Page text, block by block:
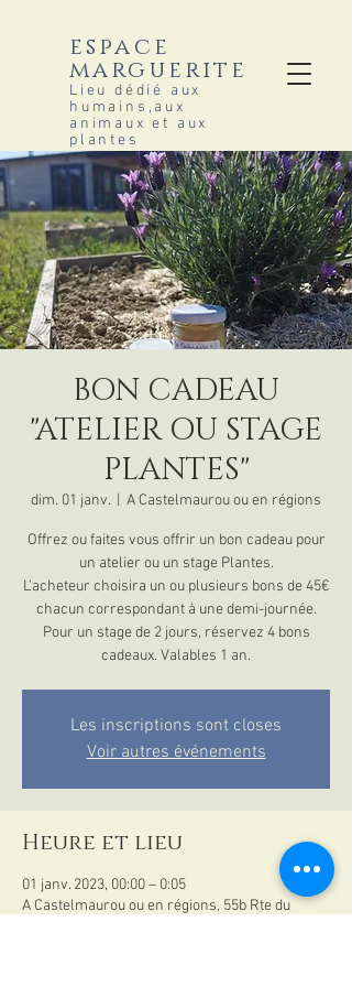
espace
marguerite
Lieu dédié aux
humains,aux
animaux et aux
plantes
BON CADEAU
"ATELIER OU STAGE
PLANTES"
dim. 01 janv. A Castelmaurou ou en régions
Offrez ou faites vous offrir un bon cadeau pour
un atelier ou un stage Plantes.
L'acheteur choisira un ou plusieurs bons de 45€
chacun correspondant à une demi-journée.
Pour un stage de 2 jours, réservez 4 bons
cadeaux. Valables 1 an.
Les inscriptions sont closes
Voir autres événements
Heure et lieu
01 janv. 2023, 00:00 – 0:05
A Castelmaurou ou en régions, 55b Rte du